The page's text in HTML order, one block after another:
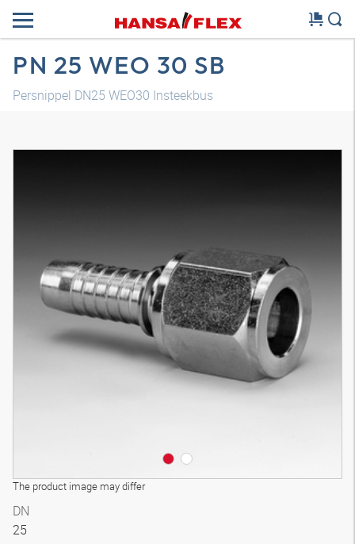
PN 25 WEO 30 SB
Persnippel DN25 WEO30 Insteekbus
The product image may differ
DN
25